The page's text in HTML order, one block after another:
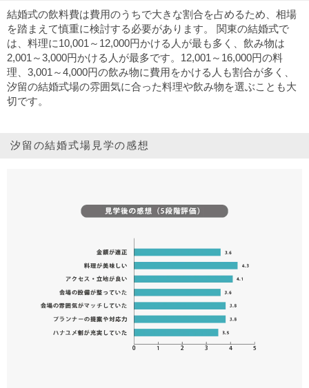
結婚式の飲料費は費用のうちで大きな割合を占めるため、相場
を踏まえて慎重に検討する必要があります。 関東の結婚式で
は、料理に10,001～12,000円かける人が最も多く、飲み物は
2,001～3,000円かける人が最多です。12,001～16,000円の料
理、3,001～4,000円の飲み物に費用をかける人も割合が多く、
汐留の結婚式場の雰囲気に合った料理や飲み物を選ぶことも大
切です。
汐留の結婚式場見学の感想